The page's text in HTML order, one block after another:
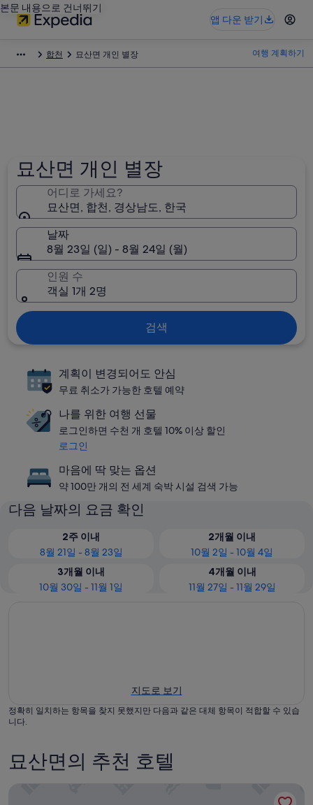
본문 내용으로 건너뛰기
앱 다운 받기
합천 묘산면 개인 별장 여행 계획하기
묘산면 개인 별장
어디로 가세요?
묘산면, 합천, 경상남도, 한국
날짜
8월 23일 (일) - 8월 24일 (월)
인원 수
객실 1개 2명
검색
계획이 변경되어도 안심
무료 취소가 가능한 호텔 예약
나를 위한 여행 선물
로그인하면 수천 개 호텔 10% 이상 할인
로그인
마음에 딱 맞는 옵션
약 100만 개의 전 세계 숙박 시설 검색 가능
다음 날짜의 요금 확인
2주 이내
8월 21일 - 8월 23일
2개월 이내
10월 2일 - 10월 4일
3개월 이내
10월 30일 - 11월 1일
4개월 이내
11월 27일 - 11월 29일
지도로 보기
정확히 일치하는 항목을 찾지 못했지만 다음과 같은 대체 항목이 적합할 수 있습
니다.
묘산면의 추천 호텔